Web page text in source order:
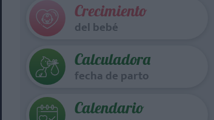
Crecimiento
del bebé
Calculadora
fecha de parto
Calendario